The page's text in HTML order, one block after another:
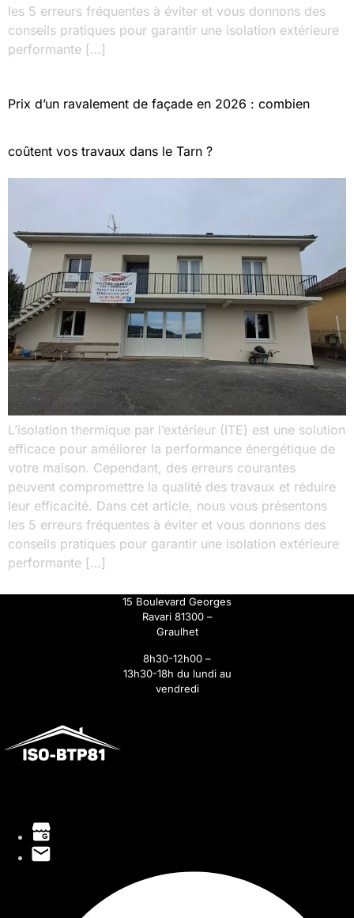
les 5 erreurs fréquentes à éviter et vous donnons des
conseils pratiques pour garantir une isolation extérieure
performante […]
Prix d’un ravalement de façade en 2026 : combien
coûtent vos travaux dans le Tarn ?
L’isolation thermique par l’extérieur (ITE) est une solution
efficace pour améliorer la performance énergétique de
votre maison. Cependant, des erreurs courantes
peuvent compromettre la qualité des travaux et réduire
leur efficacité. Dans cet article, nous vous présentons
les 5 erreurs fréquentes à éviter et vous donnons des
conseils pratiques pour garantir une isolation extérieure
performante […]
15 Boulevard Georges
Ravari 81300 –
Graulhet
8h30-12h00 –
13h30-18h du lundi au
vendredi